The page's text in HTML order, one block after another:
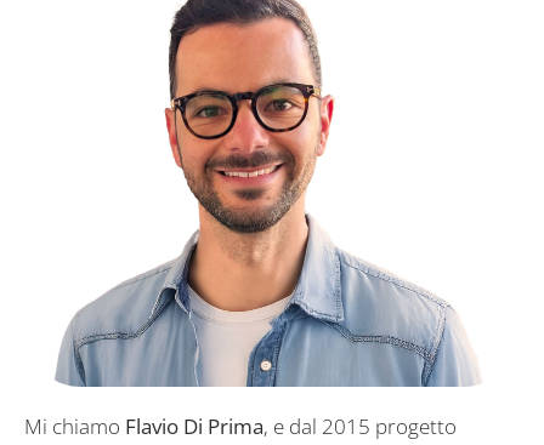
Mi chiamo Flavio Di Prima, e dal 2015 progetto